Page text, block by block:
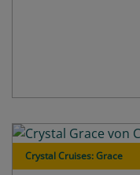
Crystal Cruises: Grace